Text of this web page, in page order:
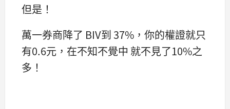
但是！
萬一券商降了 BIV到 37%，你的權證就只
有0.6元，在不知不覺中 就不見了10%之
多！